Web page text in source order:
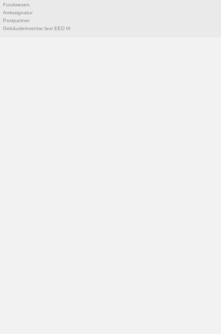
Fundwesen
Amtssignatur
Postpartner
Gebäudeinventar laut EED III